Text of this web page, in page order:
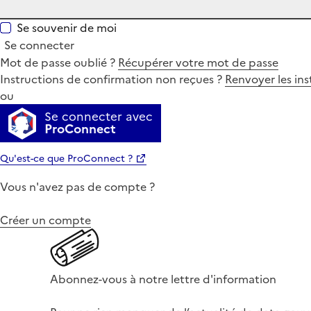
Se souvenir de moi
Se connecter
Mot de passe oublié ? Récupérer votre mot de passe
Instructions de confirmation non reçues ? Renvoyer les
ou
Se connecter avec
ProConnect
Qu'est-ce que ProConnect ?
Vous n'avez pas de compte ?
Créer un compte
Abonnez-vous à notre lettre d'information